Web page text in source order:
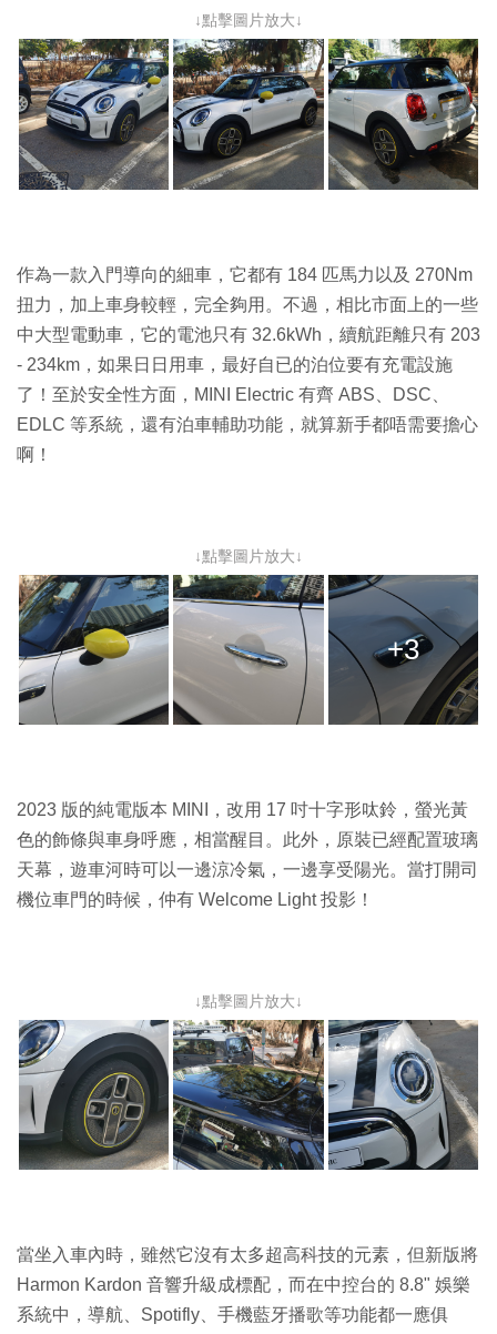
↓點擊圖片放大↓
作為一款入門導向的細車，它都有 184 匹馬力以及 270Nm
扭力，加上車身較輕，完全夠用。不過，相比市面上的一些
中大型電動車，它的電池只有 32.6kWh，續航距離只有 203
- 234km，如果日日用車，最好自已的泊位要有充電設施
了！至於安全性方面，MINI Electric 有齊 ABS、DSC、
EDLC 等系統，還有泊車輔助功能，就算新手都唔需要擔心
啊！
↓點擊圖片放大↓
+3
2023 版的純電版本 MINI，改用 17 吋十字形呔鈴，螢光黃
色的飾條與車身呼應，相當醒目。此外，原裝已經配置玻璃
天幕，遊車河時可以一邊涼冷氣，一邊享受陽光。當打開司
機位車門的時候，仲有 Welcome Light 投影！
↓點擊圖片放大↓
當坐入車內時，雖然它沒有太多超高科技的元素，但新版將
Harmon Kardon 音響升級成標配，而在中控台的 8.8" 娛樂
系統中，導航、Spotifly、手機藍牙播歌等功能都一應俱